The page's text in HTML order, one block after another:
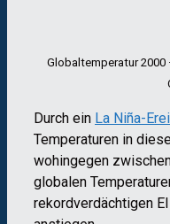
Globaltemperatur 2000
Durch ein La Niña-
Temperaturen in
wohingegen
globalen
rekordverdächtigen